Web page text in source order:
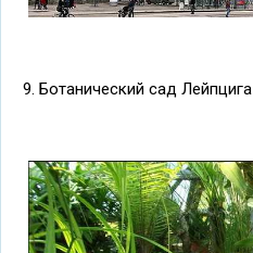
9. Ботанический сад Лейпцига